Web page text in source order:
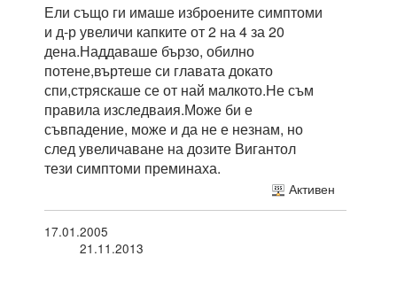
Ели също ги имаше изброените симптоми
и д-р увеличи капките от 2 на 4 за 20
дена.Наддаваше бързо, обилно
потене,въртеше си главата докато
спи,стряскаше се от най малкото.Не съм
правила изследваия.Може би е
съвпадение, може и да не е незнам, но
след увеличаване на дозите Вигантол
тези симптоми преминаха.
Активен
17.01.2005
21.11.2013